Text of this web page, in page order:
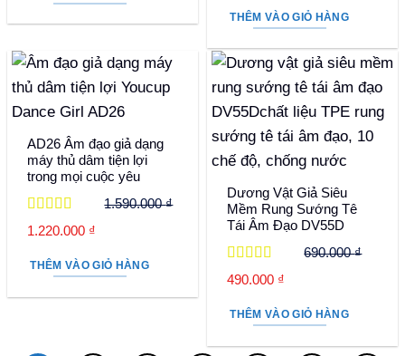
là:
tại
1.050.000 ₫.
THÊM VÀO GIỎ HÀNG
AD26 Âm đạo giả dạng
máy thủ dâm tiện lợi
trong mọi cuộc yêu
Được xếp
hạng55 sao
1.590.000₫
Giá
là:
1.220.000 ₫
tại
THÊM VÀO GIỎ HÀNG
Dương Vật Giả Siêu
Mềm Rung Sướng Tê
Tái Âm Đạo DV55D
Được xếp
hạng55 sao
690.000₫
Giá
là:
490.000 ₫
tại
THÊM VÀO GIỎ HÀNG